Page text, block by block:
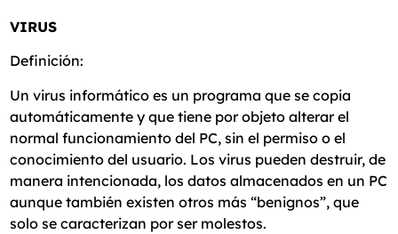
VIRUS
Definición:
Un virus informático es un programa que se copia
automáticamente y que tiene por objeto alterar el
normal funcionamiento del PC, sin el permiso o el
conocimiento del usuario. Los virus pueden destruir, de
manera intencionada, los datos almacenados en un PC
aunque también existen otros más “benignos”, que
solo se caracterizan por ser molestos.